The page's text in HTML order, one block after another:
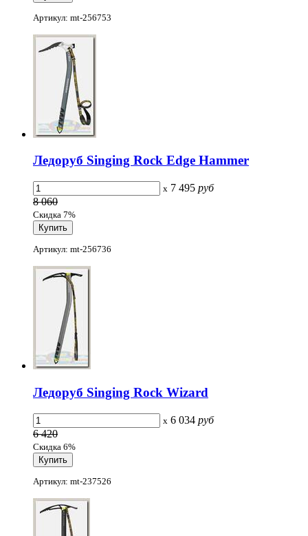
Артикул: mt-256753
Ледоруб Singing Rock Edge Hammer
x 7 495 руб
8 060
Скидка 7%
Артикул: mt-256736
Ледоруб Singing Rock Wizard
x 6 034 руб
6 420
Скидка 6%
Артикул: mt-237526